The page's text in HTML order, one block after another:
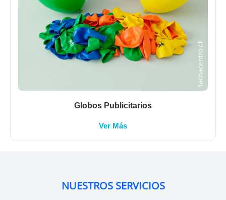
Globos Publicitarios
Ver Más
NUESTROS SERVICIOS